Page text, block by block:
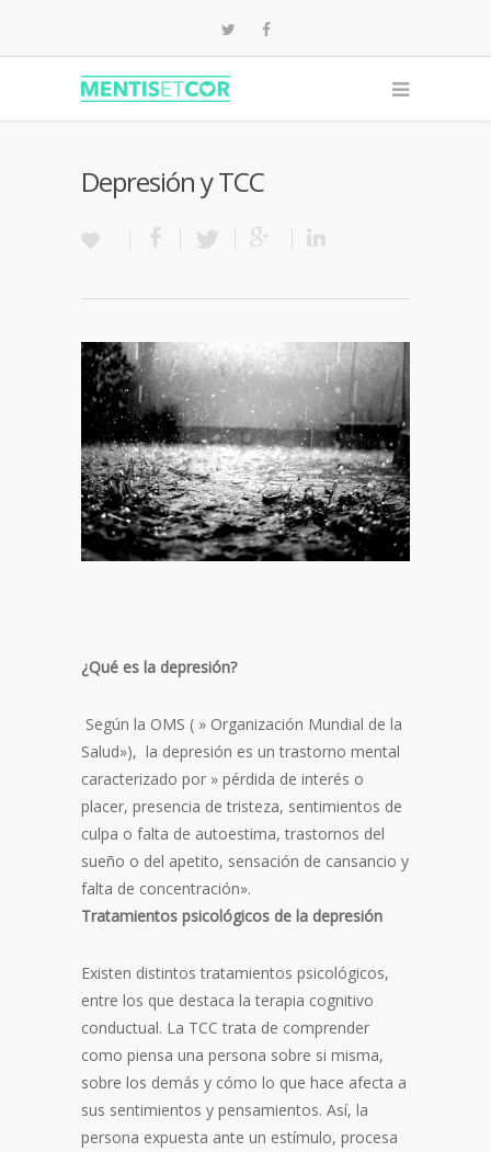
Depresión y TCC
¿Qué es la depresión?
Según la OMS ( » Organización Mundial de la
Salud»), la depresión es un trastorno mental
caracterizado por » pérdida de interés o
placer, presencia de tristeza, sentimientos de
culpa o falta de autoestima, trastornos del
sueño o del apetito, sensación de cansancio y
falta de concentración».
Tratamientos psicológicos de la depresión
Existen distintos tratamientos psicológicos,
entre los que destaca la terapia cognitivo
conductual. La TCC trata de comprender
como piensa una persona sobre si misma,
sobre los demás y cómo lo que hace afecta a
sus sentimientos y pensamientos. Así, la
persona expuesta ante un estímulo, procesa